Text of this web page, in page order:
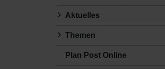
Aktuelles
Themen
Plan Post Online